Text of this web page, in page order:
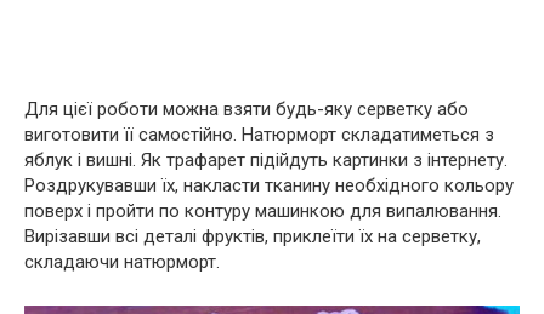
Для цієї роботи можна взяти будь-яку серветку або
виготовити її самостійно. Натюрморт складатиметься з
яблук і вишні. Як трафарет підійдуть картинки з інтернету.
Роздрукувавши їх, накласти тканину необхідного кольору
поверх і пройти по контуру машинкою для випалювання.
Вирізавши всі деталі фруктів, приклеїти їх на серветку,
складаючи натюрморт.